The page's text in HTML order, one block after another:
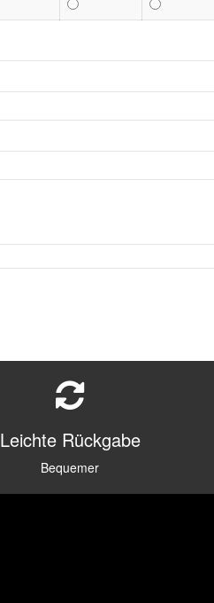
Leichte Rückgabe
Bequemer